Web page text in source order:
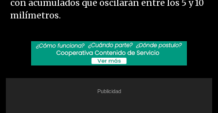
con acumulados que oscilarán entre los 5 y 10
milímetros.